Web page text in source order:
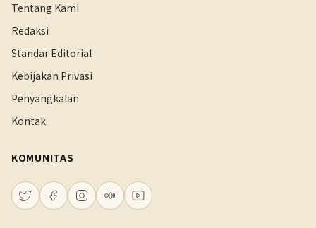
Tentang Kami
Redaksi
Standar Editorial
Kebijakan Privasi
Penyangkalan
Kontak
KOMUNITAS